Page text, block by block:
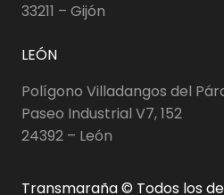
33211 – Gijón
LEÓN
Polígono Villadangos del
Paseo Industrial V7, 152
24392 – León
Transmaraña © Todos los